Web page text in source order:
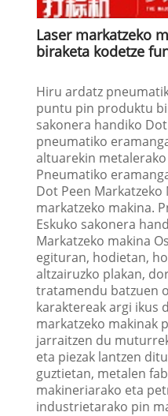
Laser markatzeko
biraketa kodetze
Hiru ardatz
puntu pin produktu
sakonera handiko
pneumatiko
altuarekin metalerako
Pneumatiko
Dot Peen
markatzeko makina.
Eskuko sakonera
Markatzeko makina
egituran, hodietan,
altzairuzko plakan,
tratamendu batzuen
karaktereak argi ikus
markatzeko makinak
jarraitzen du
eta piezak lantzen
guztietan, metalen
makineriarako eta
industrietarako pin